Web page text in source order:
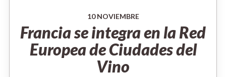
10 NOVIEMBRE
Francia se integra en la Red
Europea de Ciudades del
Vino